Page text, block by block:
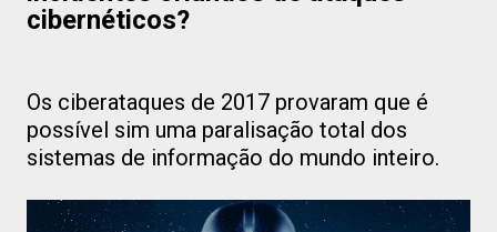
cibernéticos?
Os ciberataques de 2017 provaram que é
possível sim uma paralisação total dos
sistemas de informação do mundo inteiro.